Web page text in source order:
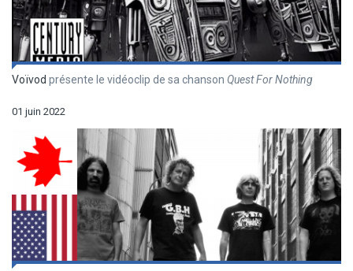
Voïvod présente le vidéoclip de sa chanson Quest For Nothing
01 juin 2022